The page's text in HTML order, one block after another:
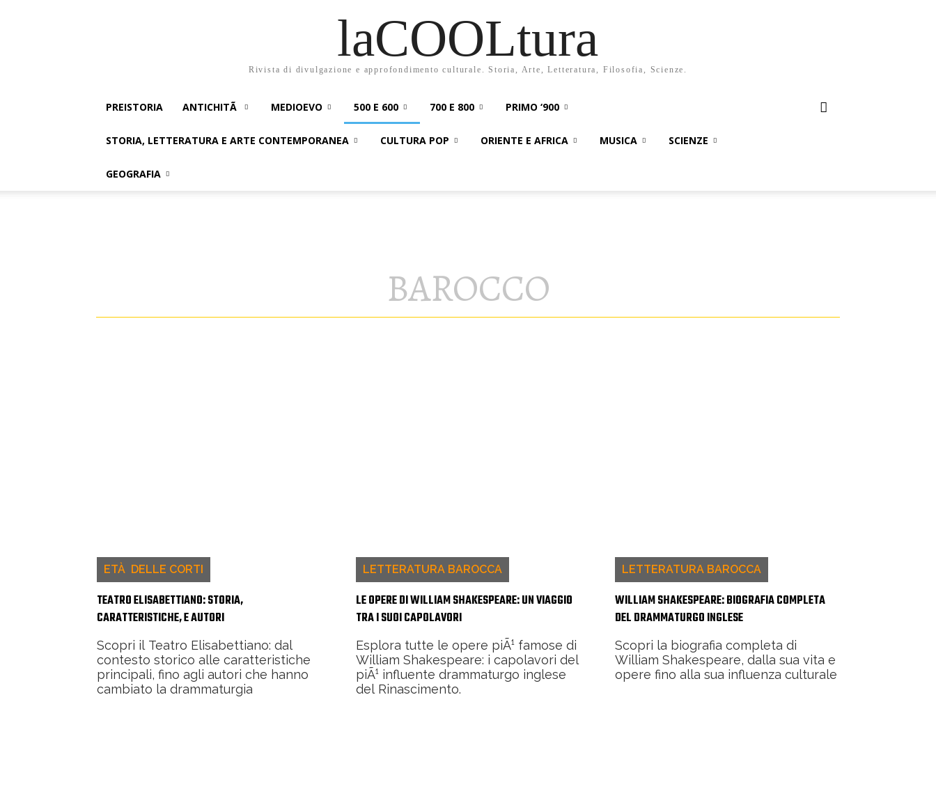
laCOOLtura
Rivista di divulgazione e approfondimento culturale. Storia, Arte, Letteratura, Filosofia, Scienze.
PREISTORIA ANTICHITÃ MEDIOEVO 500 E 600 700 E 800 PRIMO ‘900
STORIA, LETTERATURA E ARTE CONTEMPORANEA CULTURA POP ORIENTE E AFRICA MUSICA SCIENZE
GEOGRAFIA
BAROCCO
ETÀ DELLE CORTI
TEATRO ELISABETTIANO: STORIA,
CARATTERISTICHE, E AUTORI
Scopri il Teatro Elisabettiano: dal
contesto storico alle caratteristiche
principali, fino agli autori che hanno
cambiato la drammaturgia
LETTERATURA BAROCCA
LE OPERE DI WILLIAM SHAKESPEARE: UN VIAGGIO
TRA I SUOI CAPOLAVORI
Esplora tutte le opere piÃ¹ famose di
William Shakespeare: i capolavori del
piÃ¹ influente drammaturgo inglese
del Rinascimento.
LETTERATURA BAROCCA
WILLIAM SHAKESPEARE: BIOGRAFIA COMPLETA
DEL DRAMMATURGO INGLESE
Scopri la biografia completa di
William Shakespeare, dalla sua vita e
opere fino alla sua influenza culturale